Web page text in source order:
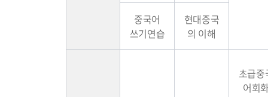
중국어
쓰기연습
현대중국
의 이해
초급중
어회